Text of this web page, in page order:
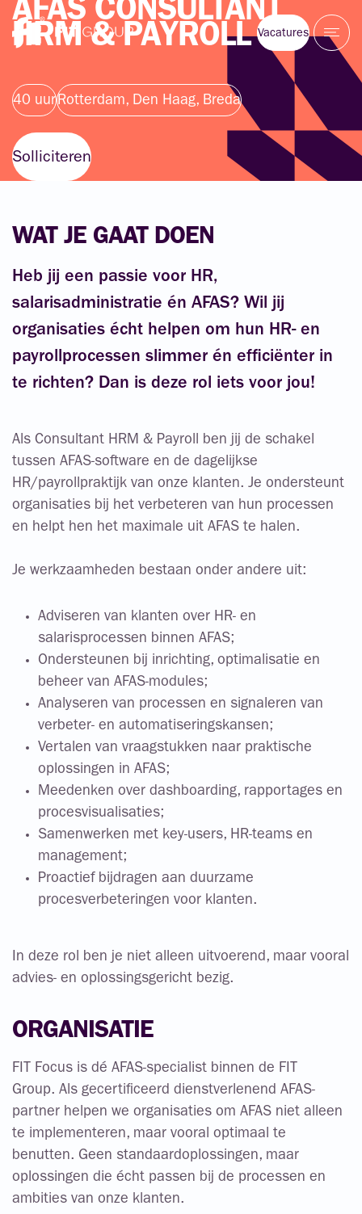
Vacatures
AFAS CONSULTANT
HRM & PAYROLL
40 uurRotterdam, Den Haag, Breda
Solliciteren
WAT JE GAAT DOEN
Heb jij een passie voor HR,
salarisadministratie én AFAS? Wil jij
organisaties écht helpen om hun HR- en
payrollprocessen slimmer én efficiënter in
te richten? Dan is deze rol iets voor jou!
Als Consultant HRM & Payroll ben jij de schakel
tussen AFAS-software en de dagelijkse
HR/payrollpraktijk van onze klanten. Je ondersteunt
organisaties bij het verbeteren van hun processen
en helpt hen het maximale uit AFAS te halen.
Je werkzaamheden bestaan onder andere uit:
Adviseren van klanten over HR- en
salarisprocessen binnen AFAS;
Ondersteunen bij inrichting, optimalisatie en
beheer van AFAS-modules;
Analyseren van processen en signaleren van
verbeter- en automatiseringskansen;
Vertalen van vraagstukken naar praktische
oplossingen in AFAS;
Meedenken over dashboarding, rapportages en
procesvisualisaties;
Samenwerken met key-users, HR-teams en
management;
Proactief bijdragen aan duurzame
procesverbeteringen voor klanten.
In deze rol ben je niet alleen uitvoerend, maar vooral
advies- en oplossingsgericht bezig.
ORGANISATIE
FIT Focus is dé AFAS-specialist binnen de FIT
Group. Als gecertificeerd dienstverlenend AFAS-
partner helpen we organisaties om AFAS niet alleen
te implementeren, maar vooral optimaal te
benutten. Geen standaardoplossingen, maar
oplossingen die écht passen bij de processen en
ambities van onze klanten.